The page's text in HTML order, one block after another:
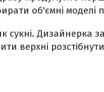
об'ємні моделі
сукні. Дизайнерка
верхні